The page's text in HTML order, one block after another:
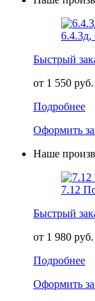
6.4.3д,
Быстрый
от 1 550 руб.
Подробнее
Оформить
Наше
7.12
Быстрый
от 1 980 руб.
Подробнее
Оформить